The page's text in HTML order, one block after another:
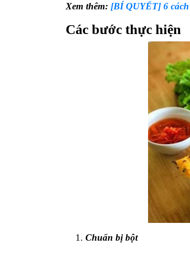
Xem thêm: [BÍ QUYẾT] 6
Các bước thực hiện
Chuẩn bị bột